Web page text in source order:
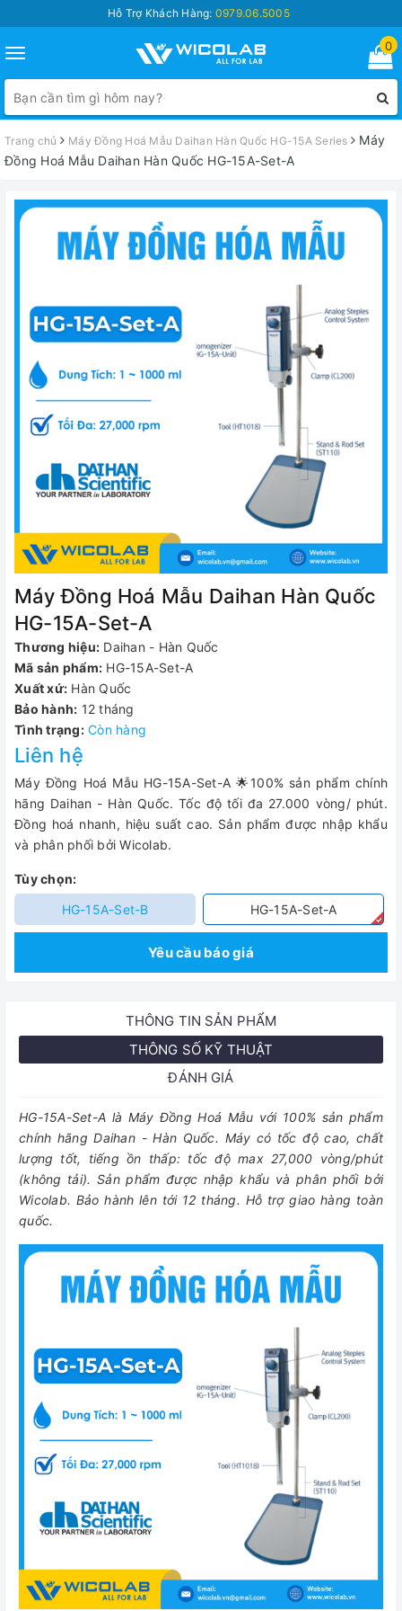
Hỗ Trợ Khách Hàng: 0979.06.5005
Toggle
navigation
0
Trang chủ Máy Đồng Hoá Mẫu Daihan Hàn Quốc HG-15A Series
Máy
Đồng Hoá Mẫu Daihan Hàn Quốc HG-15A-Set-A
Máy Đồng Hoá Mẫu Daihan Hàn Quốc
HG-15A-Set-A
Thương hiệu: Daihan - Hàn Quốc
Mã sản phẩm: HG-15A-Set-A
Xuất xứ: Hàn Quốc
Bảo hành: 12 tháng
Tình trạng: Còn hàng
Liên hệ
Máy Đồng Hoá Mẫu HG-15A-Set-A 🌟100% sản phẩm chính
hãng Daihan - Hàn Quốc. Tốc độ tối đa 27.000 vòng/ phút.
Đồng hoá nhanh, hiệu suất cao. Sản phẩm được nhập khẩu
và phân phối bởi Wicolab.
Tùy chọn:
HG-15A-Set-B
HG-15A-Set-A
Yêu cầu báo giá
THÔNG TIN SẢN PHẨM
THÔNG SỐ KỸ THUẬT
ĐÁNH GIÁ
HG-15A-Set-A là Máy Đồng Hoá Mẫu với 100% sản phẩm
chính hãng Daihan - Hàn Quốc. Máy có tốc độ cao, chất
lượng tốt, tiếng ồn thấp: tốc độ max 27,000 vòng/phút
(không tải). Sản phẩm được nhập khẩu và phân phối bởi
Wicolab. Bảo hành lên tới 12 tháng. Hỗ trợ giao hàng toàn
quốc.